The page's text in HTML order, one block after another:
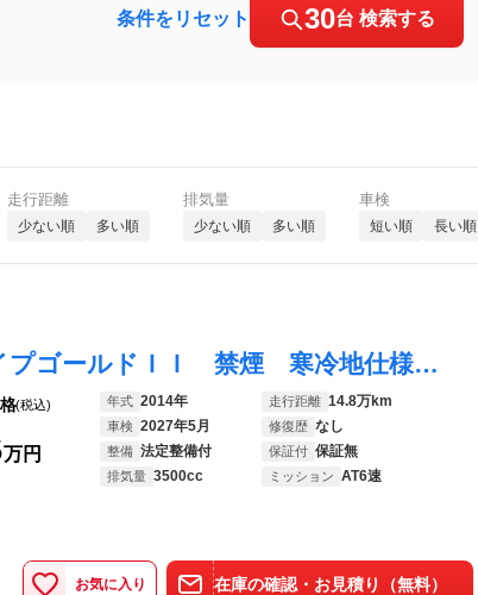
条件をリセット 30台 検索する
走行距離
少ない順 多い順
排気量
少ない順 多い順
車検
短い順 長い順
アルファード ３５０Ｓ タイプゴールドＩＩ 禁煙 寒冷地仕様 純正フルセグナビ フリップダウンモニター 両側パワースライドドア パワーバックドア システムコンソール ビルトインＥＴＣ モデリスタエアロ
(税込)
万円
年式 2014年 走行距離 14.8万km
車検 2027年5月 修復歴 なし
整備 法定整備付 保証付 保証無
排気量 3500cc ミッション AT6速
お気に入り 在庫の確認・お見積り（無料）